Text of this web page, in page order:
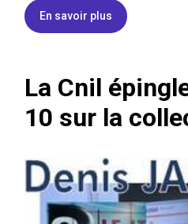
En savoir plus
La Cnil
10 sur la